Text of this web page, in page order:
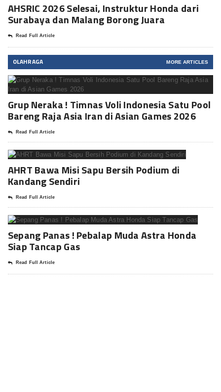
AHSRIC 2026 Selesai, Instruktur Honda dari
Surabaya dan Malang Borong Juara
Read Full Article
OLAHRAGA MORE ARTICLES
Grup Neraka ! Timnas Voli Indonesia Satu Pool
Bareng Raja Asia Iran di Asian Games 2026
Read Full Article
AHRT Bawa Misi Sapu Bersih Podium di
Kandang Sendiri
Read Full Article
Sepang Panas ! Pebalap Muda Astra Honda
Siap Tancap Gas
Read Full Article